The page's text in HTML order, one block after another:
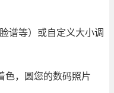
等）或自定义大小调
，圆您的数码照片